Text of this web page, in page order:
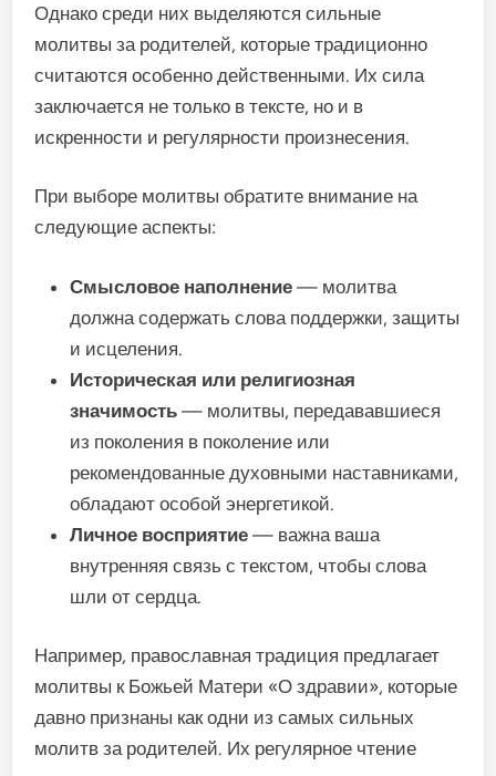
Однако среди них выделяются сильные
молитвы за родителей, которые традиционно
считаются особенно действенными. Их сила
заключается не только в тексте, но и в
искренности и регулярности произнесения.
При выборе молитвы обратите внимание на
следующие аспекты:
Смысловое наполнение — молитва
должна содержать слова поддержки, защиты
и исцеления.
Историческая или религиозная
значимость — молитвы, передававшиеся
из поколения в поколение или
рекомендованные духовными наставниками,
обладают особой энергетикой.
Личное восприятие — важна ваша
внутренняя связь с текстом, чтобы слова
шли от сердца.
Например, православная традиция предлагает
молитвы к Божьей Матери «О здравии», которые
давно признаны как одни из самых сильных
молитв за родителей. Их регулярное чтение